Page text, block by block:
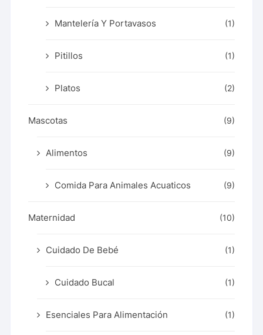
Mantelería Y Portavasos (1)
Pitillos (1)
Platos (2)
Mascotas (9)
Alimentos (9)
Comida Para Animales Acuaticos (9)
Maternidad (10)
Cuidado De Bebé (1)
Cuidado Bucal (1)
Esenciales Para Alimentación (1)